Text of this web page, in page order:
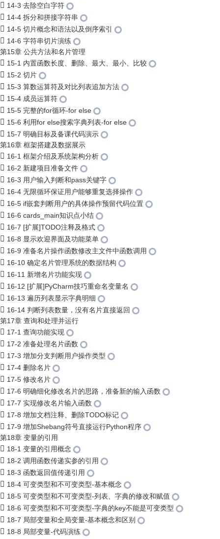
14-3 去除空白字符
14-4 拆分和拼接字符串
14-5 切片概念和语法以及倒序索引
14-6 字符串切片演练
第15章 公共方法和名片管理
15-1 内置函数长度、删除、最大、最小、比较
15-2 切片
15-3 算数运算符及对比列表追加方法
15-4 成员运算符
15-5 完整的for循环-for else
15-6 利用for else搜索字典列表-for else
15-7 明确目标及备课代码演示
第16章 框架搭建及数据展示
16-1 框架介绍及系统架构分析
16-2 新建项目准备文件
16-3 用户输入判断和pass关键字
16-4 无限循环保证用户能够重复选择操作
16-5 if嵌套判断用户的具体操作预留代码位置
16-6 cards_main知识点小结
16-7 [扩展]TODO注释及格式
16-8 显示欢迎界面及功能菜单
16-9 准备名片操作函数修改主文件中函数调用
16-10 确定名片管理系统的数据结构
16-11 新增名片功能实现
16-12 [扩展]PyCharm技巧重命名变量名
16-13 遍历列表显示字典明细
16-14 判断列表数量，没有名片直接返回
第17章 查询和处理并运行
17-1 查询功能实现
17-2 准备处理名片函数
17-3 增加分支判断用户操作类型
17-4 删除名片
17-5 修改名片
17-6 明确细化修改名片的思路，准备新的输入函数
17-7 实现修改名片输入函数
17-8 增加文档注释、删除TODO标记
17-9 增加Shebang符号直接运行Python程序
第18章 变量的引用
18-1 变量的引用概念
18-2 调用函数传递实参的引用
18-3 函数返回值传递引用
18-4 可变类型和不可变类型-基本概念
18-5 可变类型和不可变类型-列表、字典的修改和赋值
18-6 可变类型和不可变类型-字典的key不能是可变类型
18-7 局部变量和全局变量-基本概念和区别
18-8 局部变量-代码演练